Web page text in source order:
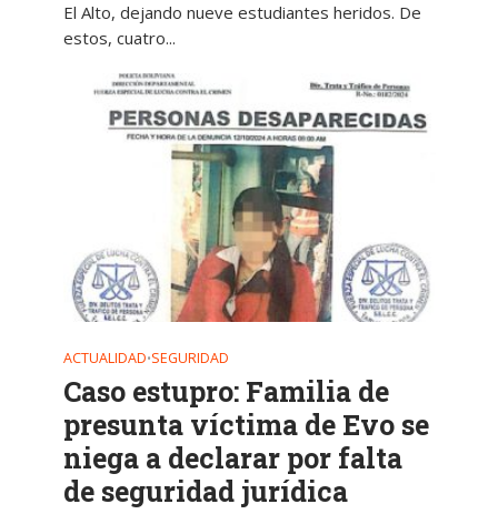
El Alto, dejando nueve estudiantes heridos. De
estos, cuatro...
ACTUALIDAD•SEGURIDAD
Caso estupro: Familia de
presunta víctima de Evo se
niega a declarar por falta
de seguridad jurídica